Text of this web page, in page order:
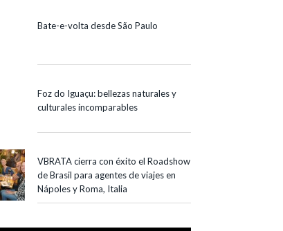
Bate-e-volta desde São Paulo
Foz do Iguaçu: bellezas naturales y
culturales incomparables
VBRATA cierra con éxito el Roadshow
de Brasil para agentes de viajes en
Nápoles y Roma, Italia